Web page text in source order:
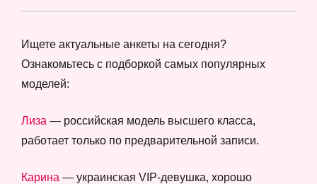
Ищете актуальные анкеты на сегодня?
Ознакомьтесь с подборкой самых популярных
моделей:
Лиза — российская модель высшего класса,
работает только по предварительной записи.
Карина — украинская VIP-девушка, хорошо